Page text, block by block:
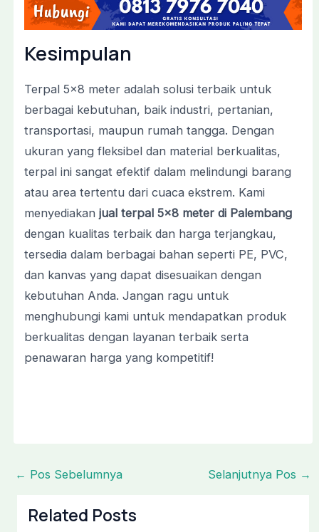
Kesimpulan
Terpal 5×8 meter adalah solusi terbaik untuk
berbagai kebutuhan, baik industri, pertanian,
transportasi, maupun rumah tangga. Dengan
ukuran yang fleksibel dan material berkualitas,
terpal ini sangat efektif dalam melindungi barang
atau area tertentu dari cuaca ekstrem. Kami
menyediakan jual terpal 5×8 meter di Palembang
dengan kualitas terbaik dan harga terjangkau,
tersedia dalam berbagai bahan seperti PE, PVC,
dan kanvas yang dapat disesuaikan dengan
kebutuhan Anda. Jangan ragu untuk
menghubungi kami untuk mendapatkan produk
berkualitas dengan layanan terbaik serta
penawaran harga yang kompetitif!
← Pos Sebelumnya Selanjutnya Pos →
Related Posts